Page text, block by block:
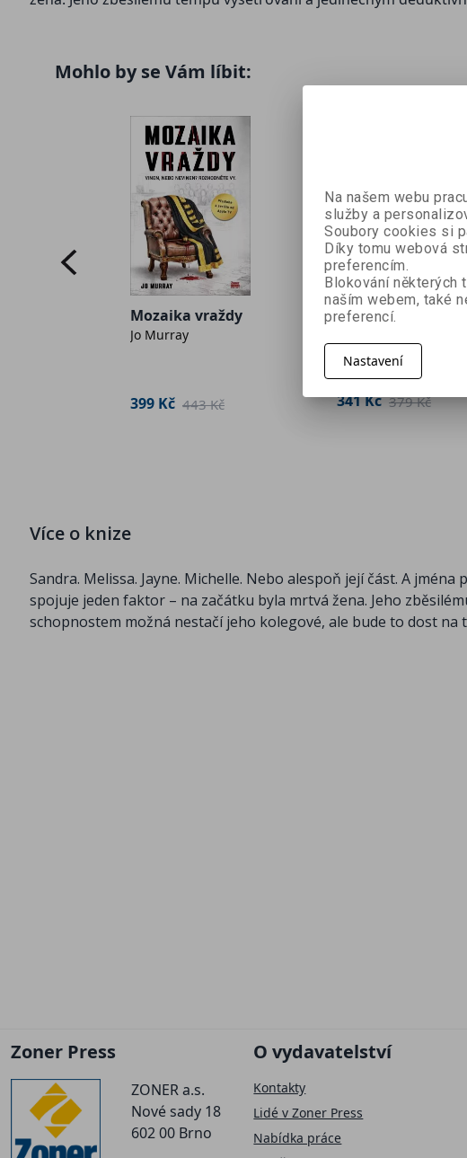
Mohlo by se Vám líbit:
Mozaika vraždy
Jo Murray
399 Kč 443 Kč
Liška
341 Kč 379 Kč
Více o knize
Sandra. Melissa. Jayne. Michelle. Nebo alespoň její část. A
spojuje jeden faktor – na začátku byla mrtvá žena. Jeho
schopnostem možná nestačí jeho kolegové, ale bude to dost na
Zoner Press
ZONER a.s.
Nové sady 18
602 00 Brno
O vydavatelství
Kontakty
Lidé v Zoner Press
Nabídka práce
Na našem webu
služby a
Soubory cookies si
Díky tomu webová
preferencím.
Blokování některých
naším webem, také
preferencí.
Nastavení